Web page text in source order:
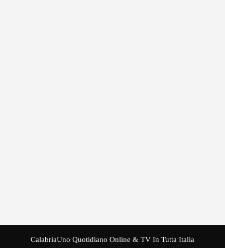
CalabriaUno Quotidiano Online & TV In Tutta Italia